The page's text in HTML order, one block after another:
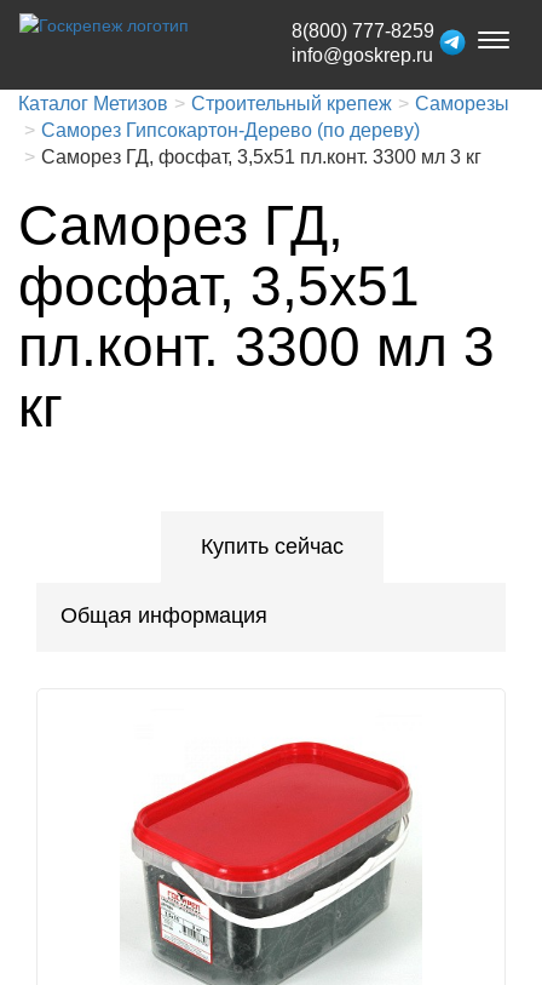
Toggle
8(800) 777-8259
info@goskrep.ru
Каталог Метизов Строительный крепеж
Саморезы
Саморез Гипсокартон-Дерево (по дереву)
Саморез ГД, фосфат, 3,5x51 пл.конт. 3300 мл 3 кг
Саморез ГД,
фосфат, 3,5x51
пл.конт. 3300 мл 3
кг
Купить сейчас
Общая информация